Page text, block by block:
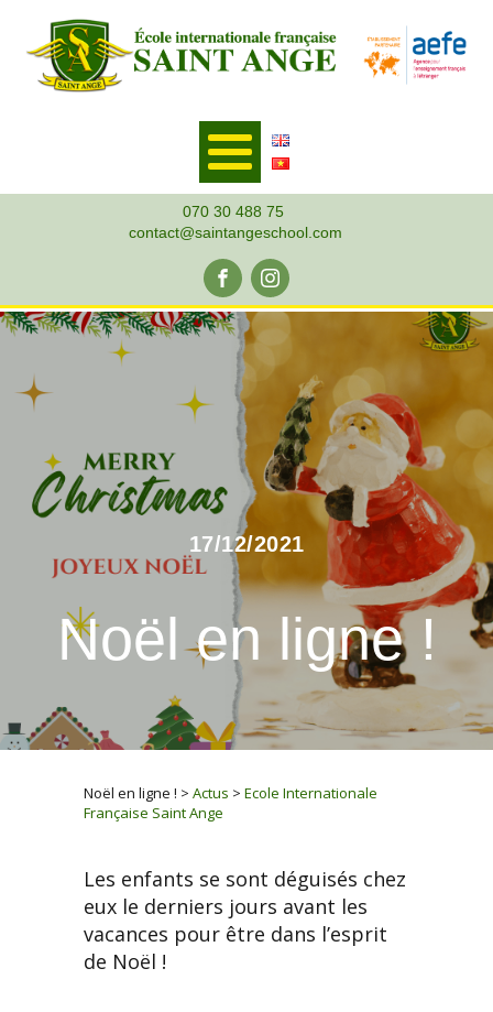
070 30 488 75
contact@saintangeschool.com
17/12/2021
Noël en ligne !
Noël en ligne ! >Actus >Ecole Internationale
Française Saint Ange
Les enfants se sont déguisés chez
eux le derniers jours avant les
vacances pour être dans l’esprit
de Noël !